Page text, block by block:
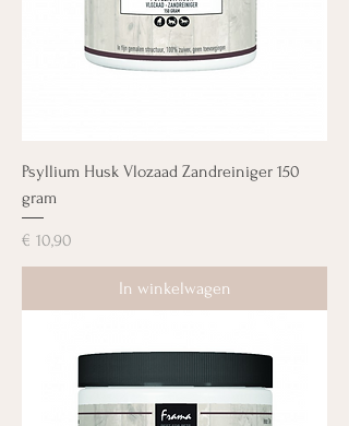
Psyllium Husk Vlozaad Zandreiniger 150
gram
Prijs
€ 10,90
In winkelwagen